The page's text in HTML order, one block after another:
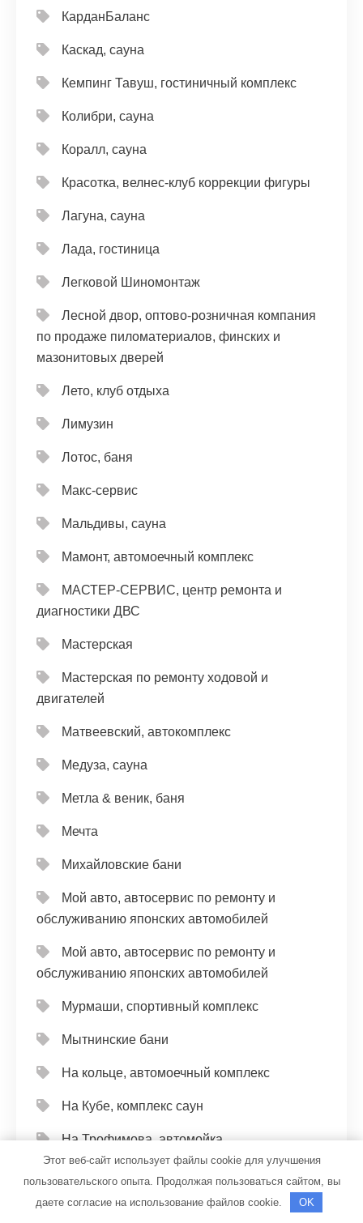
КарданБаланс
Каскад, сауна
Кемпинг Тавуш, гостиничный комплекс
Колибри, сауна
Коралл, сауна
Красотка, велнес-клуб коррекции фигуры
Лагуна, сауна
Лада, гостиница
Легковой Шиномонтаж
Лесной двор, оптово-розничная компания
по продаже пиломатериалов, финских и
мазонитовых дверей
Лето, клуб отдыха
Лимузин
Лотос, баня
Макс-сервис
Мальдивы, сауна
Мамонт, автомоечный комплекс
МАСТЕР-СЕРВИС, центр ремонта и
диагностики ДВС
Мастерская
Мастерская по ремонту ходовой и
двигателей
Матвеевский, автокомплекс
Медуза, сауна
Метла & веник, баня
Мечта
Михайловские бани
Мой авто, автосервис по ремонту и
обслуживанию японских автомобилей
Мой авто, автосервис по ремонту и
обслуживанию японских автомобилей
Мурмаши, спортивный комплекс
Мытнинские бани
На кольце, автомоечный комплекс
На Кубе, комплекс саун
На Трофимова, автомойка
Нептун, комплекс бань и саун
Этот веб-сайт использует файлы cookie для улучшения
пользовательского опыта. Продолжая пользоваться сайтом, вы
даете согласие на использование файлов cookie.
OK